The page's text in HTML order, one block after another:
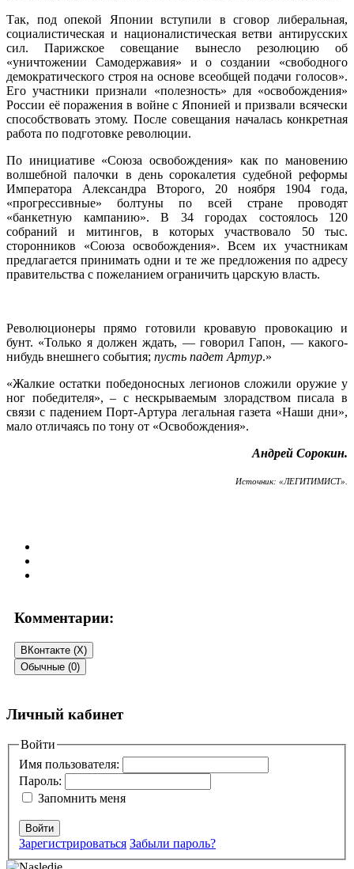
Так, под опекой Японии вступили в сговор либеральная,
социалистическая и националистическая ветви антирусских
сил. Парижское совещание вынесло резолюцию об
«уничтожении Самодержавия» и о создании «свободного
демократического строя на основе всеобщей подачи голосов».
Его участники признали «полезность» для «освобождения»
России её поражения в войне с Японией и призвали всячески
способствовать этому. После совещания началась конкретная
работа по подготовке революции.
По инициативе «Союза освобождения» как по мановению
волшебной палочки в день сорокалетия судебной реформы
Императора Александра Второго, 20 ноября 1904 года,
«прогрессивные» болтуны по всей стране проводят
«банкетную кампанию». В 34 городах состоялось 120
собраний и митингов, в которых участвовало 50 тыс.
сторонников «Союза освобождения». Всем их участникам
предлагается принимать одни и те же предложения по адресу
правительства с пожеланием ограничить царскую власть.
Революционеры прямо готовили кровавую провокацию и
бунт. «Только я должен ждать, — говорил Гапон, — какого-
нибудь внешнего события; пусть падет Артур.»
«Жалкие остатки победоносных легионов сложили оружие у
ног победителя», – с нескрываемым злорадством писала в
связи с падением Порт-Артура легальная газета «Наши дни»,
мало отличаясь по тону от «Освобождения».
Андрей Сорокин.
Источник: «ЛЕГИТИМИСТ».
Комментарии:
ВКонтакте (X)
Обычные (0)
Добавить комментарий
Ваш адрес email не будет опубликован. Обязательные поля
помечены*
Комментарий*
Личный кабинет
Войти
Имя пользователя:
Пароль:
Запомнить меня
Войти
Зарегистрироваться Забыли пароль?